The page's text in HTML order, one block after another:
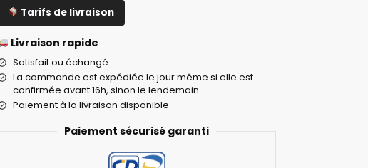
Tarifs de livraison
Livraison rapide
Satisfait ou échangé
La commande est expédiée le jour même si elle est
confirmée avant 16h, sinon le lendemain
Paiement à la livraison disponible
Paiement sécurisé garanti